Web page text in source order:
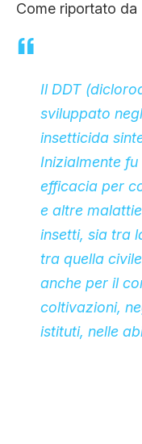
Come riportato da
Il DDT
sviluppato
insetticida
Inizialmente
efficacia per
e altre
insetti, sia tra
tra quella
anche per il
coltivazioni,
istituti, nelle